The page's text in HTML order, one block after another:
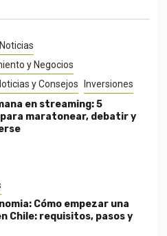
y Negocios
y Consejos
Inversiones
en streaming: 5
maratonear, debatir y
Cómo empezar una
Chile: requisitos, pasos y